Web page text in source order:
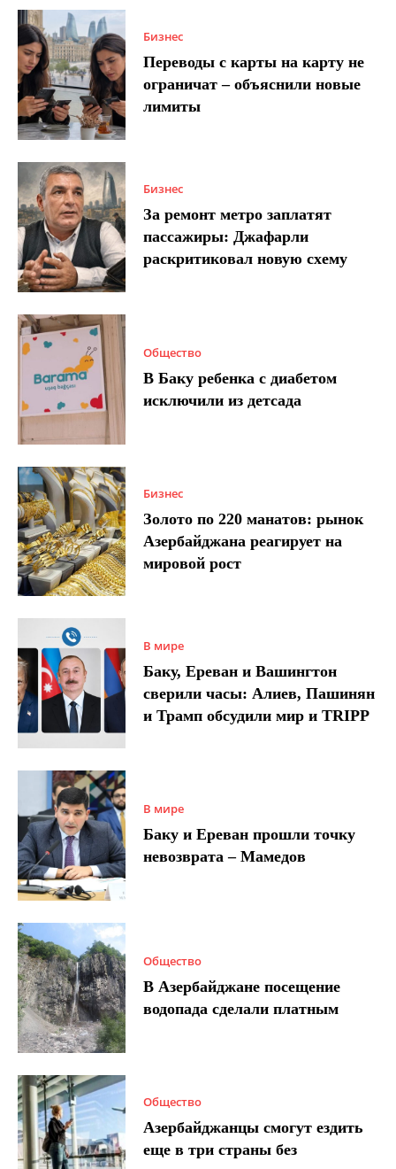
Бизнес
Переводы с карты на карту не
ограничат – объяснили новые
лимиты
Бизнес
За ремонт метро заплатят
пассажиры: Джафарли
раскритиковал новую схему
Общество
В Баку ребенка с диабетом
исключили из детсада
Бизнес
Золото по 220 манатов: рынок
Азербайджана реагирует на
мировой рост
В мире
Баку, Ереван и Вашингтон
сверили часы: Алиев, Пашинян
и Трамп обсудили мир и TRIPP
В мире
Баку и Ереван прошли точку
невозврата – Мамедов
Общество
В Азербайджане посещение
водопада сделали платным
Общество
Азербайджанцы смогут ездить
еще в три страны без